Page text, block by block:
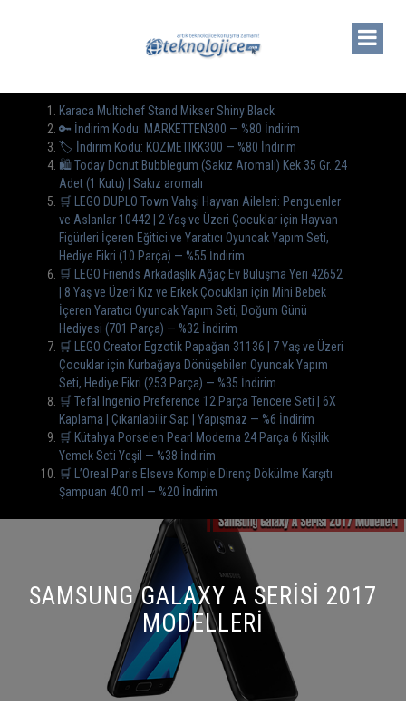
Karaca Multichef Stand Mikser Shiny Black
🔑 İndirim Kodu: MARKETTEN300 — %80 İndirim
🏷️ İndirim Kodu: KOZMETIKK300 — %80 İndirim
🛍️ Today Donut Bubblegum (Sakız Aromalı) Kek 35 Gr. 24
Adet (1 Kutu) | Sakız aromalı
🛒 LEGO DUPLO Town Vahşi Hayvan Aileleri: Penguenler
ve Aslanlar 10442 | 2 Yaş ve Üzeri Çocuklar için Hayvan
Figürleri İçeren Eğitici ve Yaratıcı Oyuncak Yapım Seti,
Hediye Fikri (10 Parça) — %55 İndirim
🛒 LEGO Friends Arkadaşlık Ağaç Ev Buluşma Yeri 42652
| 8 Yaş ve Üzeri Kız ve Erkek Çocukları için Mini Bebek
İçeren Yaratıcı Oyuncak Yapım Seti, Doğum Günü
Hediyesi (701 Parça) — %32 İndirim
🛒 LEGO Creator Egzotik Papağan 31136 | 7 Yaş ve Üzeri
Çocuklar için Kurbağaya Dönüşebilen Oyuncak Yapım
Seti, Hediye Fikri (253 Parça) — %35 İndirim
🛒 Tefal Ingenio Preference 12 Parça Tencere Seti | 6X
Kaplama | Çıkarılabilir Sap | Yapışmaz — %6 İndirim
🛒 Kütahya Porselen Pearl Moderna 24 Parça 6 Kişilik
Yemek Seti Yeşil — %38 İndirim
🛒 L’Oreal Paris Elseve Komple Direnç Dökülme Karşıtı
Şampuan 400 ml — %20 İndirim
SAMSUNG GALAXY A SERISI 2017
MODELLERI